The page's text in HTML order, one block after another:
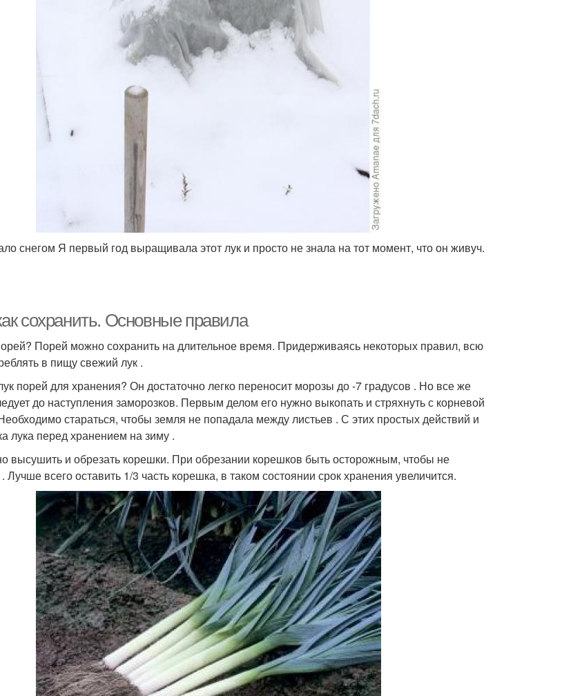
снегом Я первый год выращивала этот лук и просто не знала на тот момент, что он живуч.
сохранить. Основные правила
Порей можно сохранить на длительное время. Придерживаясь некоторых правил, всю
в пищу свежий лук .
порей для хранения? Он достаточно легко переносит морозы до -7 градусов . Но все же
до наступления заморозков. Первым делом его нужно выкопать и стряхнуть с корневой
стараться, чтобы земля не попадала между листьев . С этих простых действий и
лука перед хранением на зиму .
высушить и обрезать корешки. При обрезании корешков быть осторожным, чтобы не
Лучше всего оставить 1/3 часть корешка, в таком состоянии срок хранения увеличится.